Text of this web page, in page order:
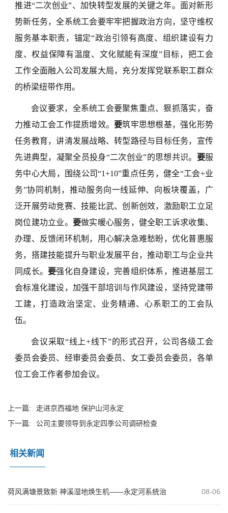
推进“二次创业”、加快转型发展的关键之年。面对新形
势新任务，全系统工会要牢牢把握政治方向，坚守维权
服务基本职责，锚定“政治引领有高度、组织建设有力
度、权益保障有温度、文化赋能有深度”目标，把工会
工作全面融入公司发展大局，充分发挥党联系职工群众
的桥梁纽带作用。
会议要求，全系统工会要聚焦重点、狠抓落实，奋
力推动工会工作提质增效。要筑牢思想根基，强化形势
任务教育，讲清发展战略、转型路径与目标任务，宣传
先进典型，凝聚全员投身“二次创业”的思想共识。 要服
务中心大局，围绕公司“1+10”重点任务，健全“工会+业
务”协同机制，推动服务向一线延伸、向板块覆盖，广
泛开展劳动竞赛、技能比武、创新创效，激励职工立足
岗位建功立业。 要做实暖心服务，健全职工诉求收集、
办理、反馈闭环机制，用心解决急难愁盼，优化普惠服
务，搭建技能提升与职业发展平台，推动职工与企业共
同成长。要强化自身建设，完善组织体系，推进基层工
会标准化建设，加强干部培训与作风建设，坚持党建带
工建，打造政治坚定、业务精通、心系职工的工会队
伍。
会议采取“线上+线下”的形式召开，公司各级工会
委员会委员、经审委员会委员、女工委员会委员，各单
位工会工作者参加会议。
上一篇:
走进京西福地 保护山河永定
下一篇:
公司主要领导到永定四季公司调研检查
相关新闻
荷风满塘景致新 神溪湿地焕生机——永定河系统治
08-06